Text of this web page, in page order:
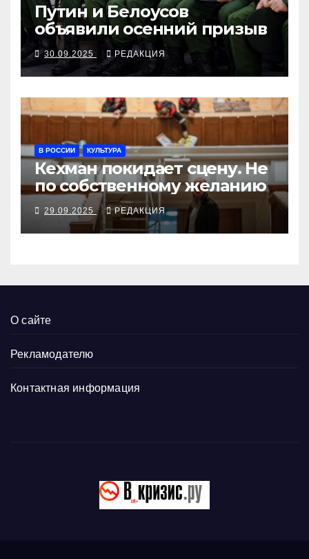
Путин и Белоусов
объявили осенний призыв
30.09.2025 РЕДАКЦИЯ
В РОССИИ КУЛЬТУРА
Кехман покидает сцену. Не
по собственному желанию
29.09.2025 РЕДАКЦИЯ
О сайте
Рекламодателю
Контактная информация